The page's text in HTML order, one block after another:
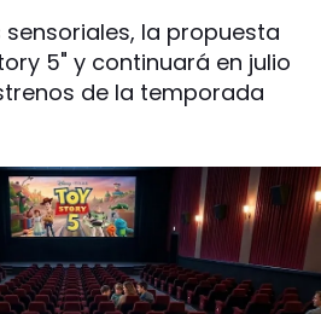
la propuesta
5" y continuará en julio
de la temporada